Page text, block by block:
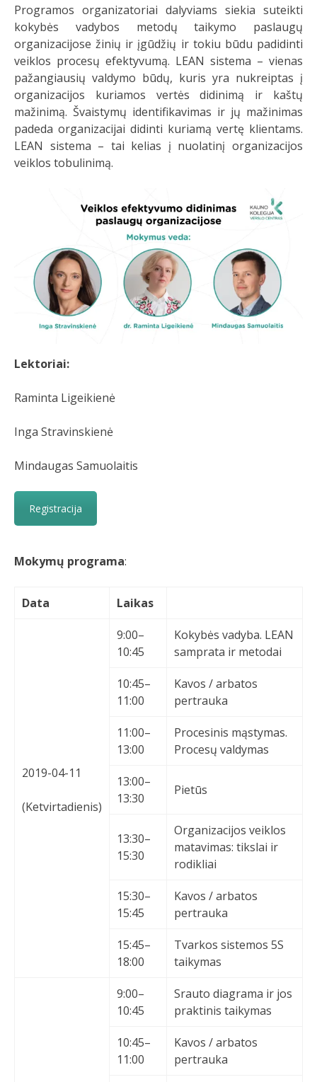
Programos organizatoriai dalyviams siekia suteikti
kokybės vadybos metodų taikymo paslaugų
organizacijose žinių ir įgūdžių ir tokiu būdu padidinti
veiklos procesų efektyvumą. LEAN sistema – vienas
pažangiausių valdymo būdų, kuris yra nukreiptas į
organizacijos kuriamos vertės didinimą ir kaštų
mažinimą. Švaistymų identifikavimas ir jų mažinimas
padeda organizacijai didinti kuriamą vertę klientams.
LEAN sistema – tai kelias į nuolatinį organizacijos
veiklos tobulinimą.
Lektoriai:
Raminta Ligeikienė
Inga Stravinskienė
Mindaugas Samuolaitis
Registracija
Mokymų programa:
Data Laikas
2019-04-11
(Ketvirtadienis)
9:00–
10:45
Kokybės vadyba. LEAN
samprata ir metodai
10:45–
11:00
Kavos / arbatos
pertrauka
11:00–
13:00
Procesinis mąstymas.
Procesų valdymas
13:00–
13:30
Pietūs
13:30–
15:30
Organizacijos veiklos
matavimas: tikslai ir
rodikliai
15:30–
15:45
Kavos / arbatos
pertrauka
15:45–
18:00
Tvarkos sistemos 5S
taikymas
9:00–
10:45
Srauto diagrama ir jos
praktinis taikymas
10:45–
11:00
Kavos / arbatos
pertrauka